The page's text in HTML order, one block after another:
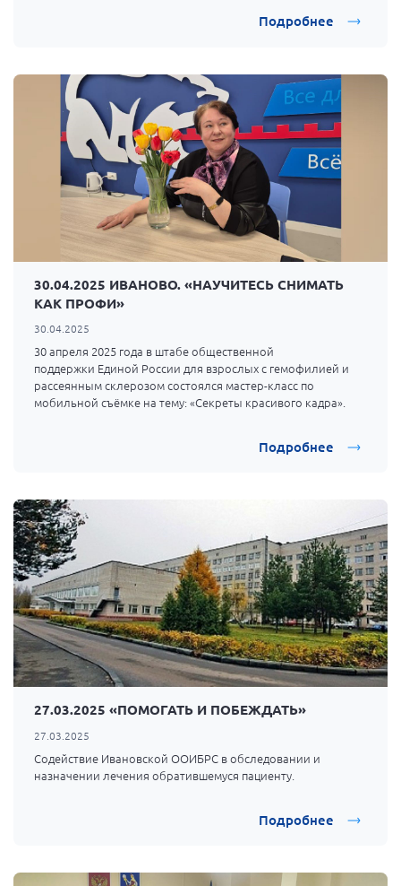
привлечение к работе в АНО ученых-медиков, врачей и
Подробнее
30.04.2025 ИВАНОВО. «НАУЧИТЕСЬ СНИМАТЬ
КАК ПРОФИ»
30.04.2025
30 апреля 2025 года в штабе общественной
поддержки Единой России для взрослых с гемофилией и
рассеянным склерозом состоялся мастер-класс по
мобильной съёмке на тему: «Секреты красивого кадра».
Подробнее
27.03.2025 «ПОМОГАТЬ И ПОБЕЖДАТЬ»
27.03.2025
Содействие Ивановской ООИБРС в обследовании и
назначении лечения обратившемуся пациенту.
Подробнее